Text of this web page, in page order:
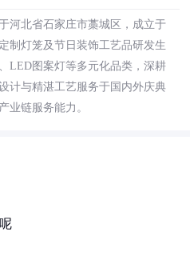
河北省石家庄市藁城区，成立于
制灯笼及节日装饰工艺品研发生
LED图案灯等多元化品类，深耕
计与精湛工艺服务于国内外庆典
业链服务能力。